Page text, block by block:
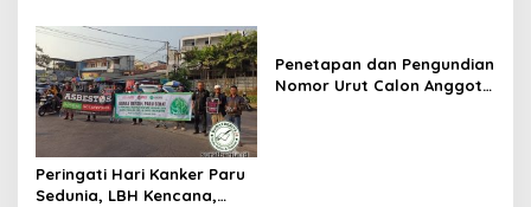
Peringati Hari Kanker Paru
Sedunia, LBH Kencana,
Penetapan dan Pengundian
Nomor Urut Calon Anggota